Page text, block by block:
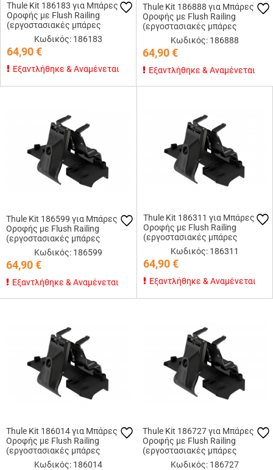
Thule Kit 186183 για Μπάρες
Οροφής με Flush Railing
(εργοστασιακές μπάρες
εφαπτόμενες στην οροφή)
Κωδικός: 186183
64,90€
Εξαντλήθηκε & Αναμένεται
Thule Kit 186888 για Μπάρες
Οροφής με Flush Railing
(εργοστασιακές μπάρες
εφαπτόμενες στην οροφή)
Κωδικός: 186888
64,90€
Εξαντλήθηκε & Αναμένεται
Thule Kit 186599 για Μπάρες
Οροφής με Flush Railing
(εργοστασιακές μπάρες
εφαπτόμενες στην οροφή)
Κωδικός: 186599
64,90€
Εξαντλήθηκε & Αναμένεται
Thule Kit 186311 για Μπάρες
Οροφής με Flush Railing
(εργοστασιακές μπάρες
εφαπτόμενες στην οροφή)
Κωδικός: 186311
64,90€
Εξαντλήθηκε & Αναμένεται
Thule Kit 186014 για Μπάρες
Οροφής με Flush Railing
(εργοστασιακές μπάρες
εφαπτόμενες στην οροφή)
Κωδικός: 186014
Thule Kit 186727 για Μπάρες
Οροφής με Flush Railing
(εργοστασιακές μπάρες
εφαπτόμενες στην οροφή)
Κωδικός: 186727